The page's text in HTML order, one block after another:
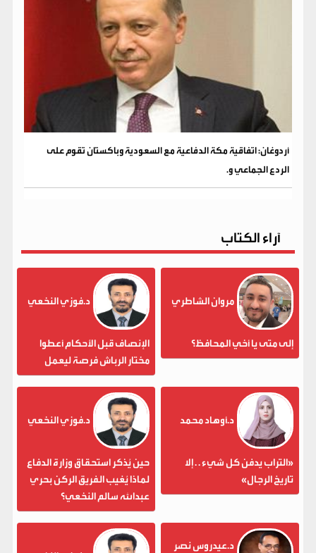
أردوغان: اتفاقية مكة الدفاعية مع السعودية وباكستان تقوم على
الردع الجماعي و.
آراء الكتاب
مروان الشاطري
إلى متى يا أخي المحافظ؟
د.فوزي النخعي
الإنصاف قبل الأحكام أعطوا
مختار الرباش فرصة ليعمل
د.أوهاد محمد
«التراب يدفن كل شيء . . إلا
تاريخ الرجال»
د.فوزي النخعي
حين يُذكر استحقاق وزارة الدفاع
لماذا يُغيب الفريق الركن بحري
عبدالله سالم النخعي؟
د.عيدروس نصر